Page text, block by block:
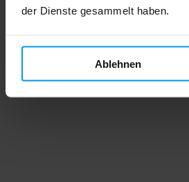
der Dienste gesammelt haben.
Ablehnen